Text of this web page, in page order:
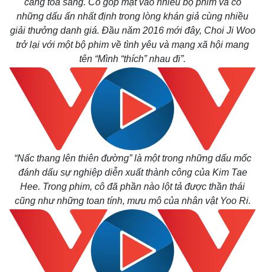
càng tỏa sáng. Cô góp mặt vào nhiều bộ phim và có
những dấu ấn nhất định trong lòng khán giả cùng nhiều
giải thưởng danh giá. Đầu năm 2016 mới đây, Choi Ji Woo
trở lại với một bộ phim về tình yêu và mạng xã hội mang
tên “Mình “thích” nhau đi”.
“Nấc thang lên thiên đường” là một trong những dấu mốc
đánh dấu sự nghiệp diễn xuất thành công của Kim Tae
Hee. Trong phim, cô đã phần nào lột tả được thần thái
cũng như những toan tính, mưu mô của nhân vật Yoo Ri.